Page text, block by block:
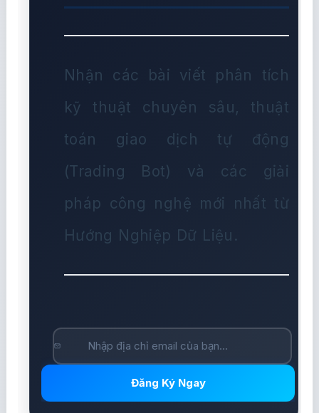
Nhận các bài viết phân tích
kỹ thuật chuyên sâu, thuật
toán giao dịch tự động
(Trading Bot) và các giải
pháp công nghệ mới nhất từ
Hướng Nghiệp Dữ Liệu.
Đăng Ký Ngay